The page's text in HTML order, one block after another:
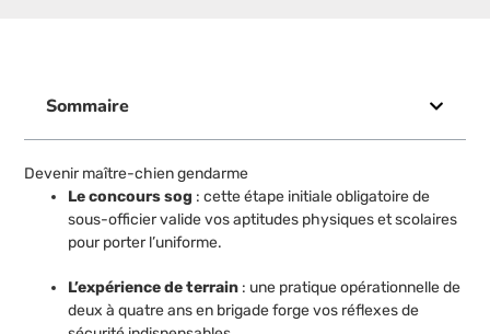
Sommaire
Devenir maître-chien gendarme
Le concours sog : cette étape initiale obligatoire de
sous-officier valide vos aptitudes physiques et scolaires
pour porter l’uniforme.
L’expérience de terrain : une pratique opérationnelle de
deux à quatre ans en brigade forge vos réflexes de